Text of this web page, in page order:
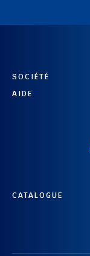
SOCIÉTÉ
AIDE
CATALOGUE